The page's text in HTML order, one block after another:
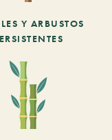
Y ARBUSTOS